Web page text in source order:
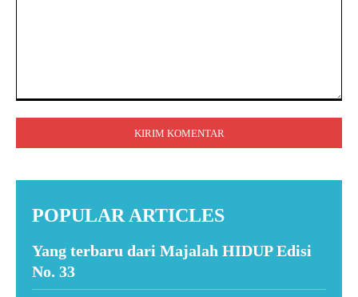
POPULAR ARTICLES
Yang terbaru dari Majalah HIDUP Edisi
No. 33